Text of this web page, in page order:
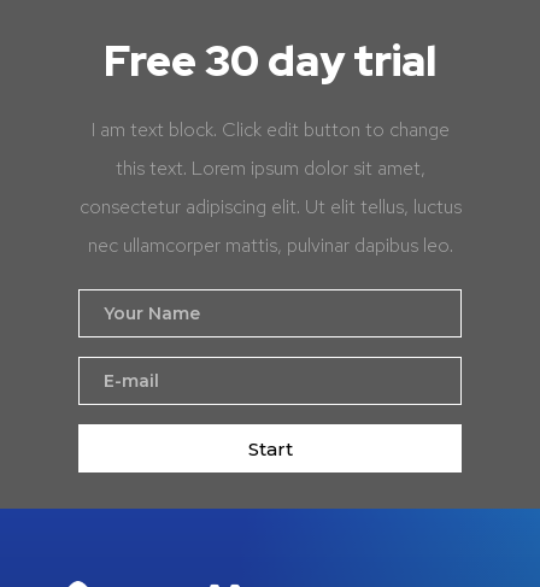
Free 30 day trial
I am text block. Click edit button to change
this text. Lorem ipsum dolor sit amet,
consectetur adipiscing elit. Ut elit tellus, luctus
nec ullamcorper mattis, pulvinar dapibus leo.
Start